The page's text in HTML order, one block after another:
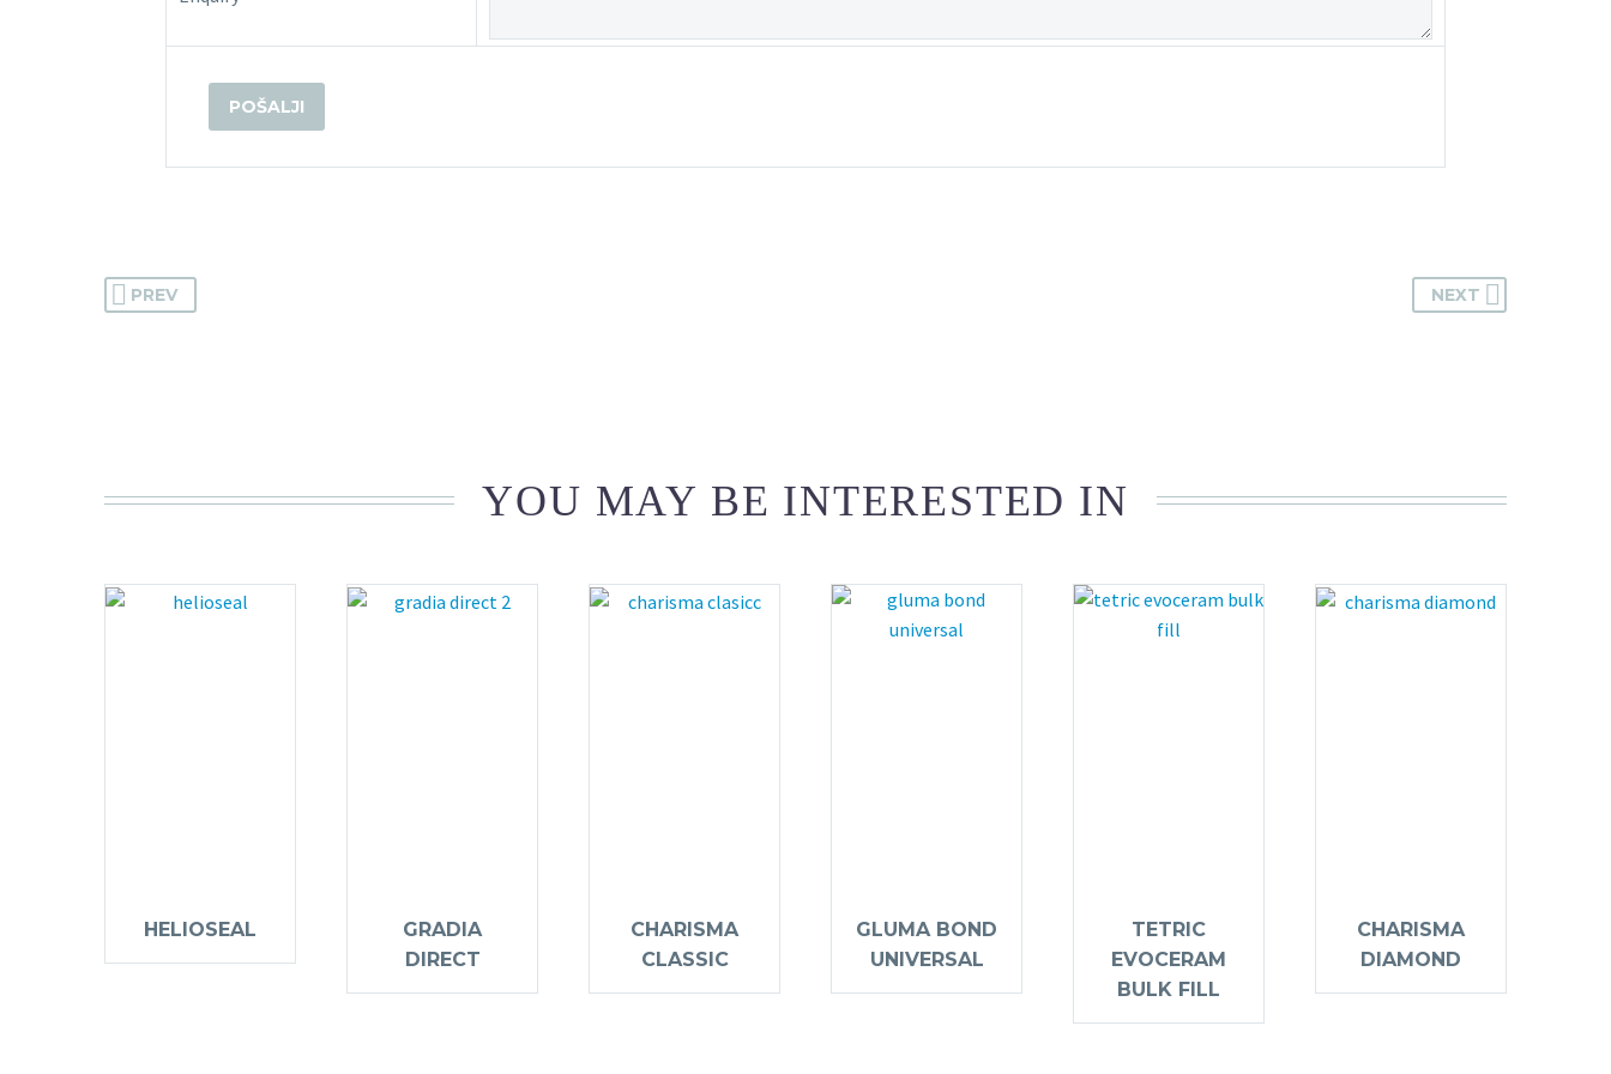
PREV NEXT
YOU MAY BE INTERESTED IN
HELIOSEAL
GRADIA
DIRECT
CHARISMA
CLASSIC
GLUMA BOND
UNIVERSAL
TETRIC
EVOCERAM
BULK FILL
CHARISMA
DIAMOND